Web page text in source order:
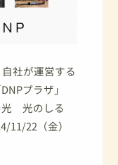
社が運営する
プラザ」
光 光のしる
11/22（金）